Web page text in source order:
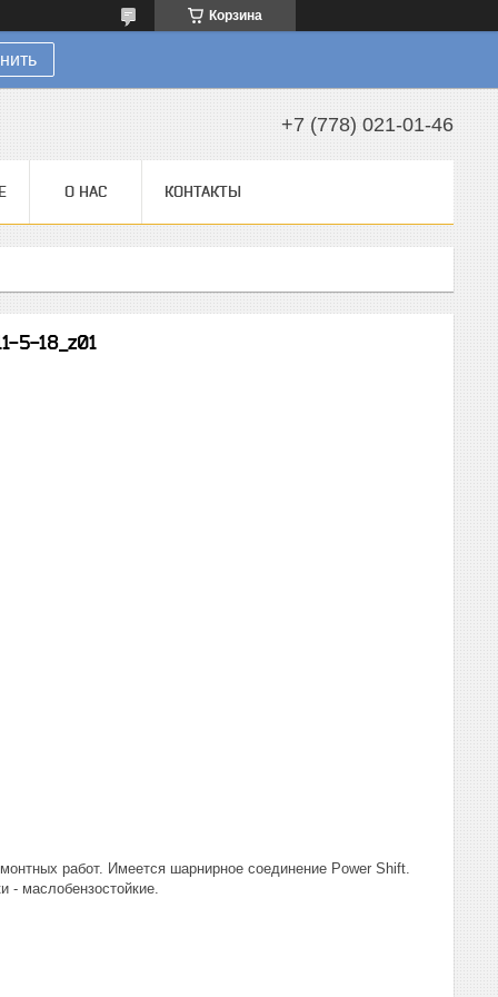
Корзина
+7 (778) 021-01-46
О НАС КОНТАКТЫ
5-18_z01
работ. Имеется шарнирное соединение Power Shift.
- маслобензостойкие.